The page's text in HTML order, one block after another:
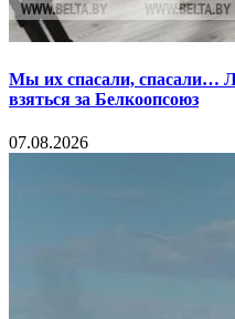
Мы их спасали, спасали…
взяться за Белкоопсоюз
07.08.2026